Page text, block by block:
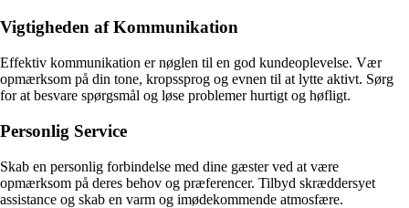
Vigtigheden af Kommunikation
Effektiv kommunikation er nøglen til en god kundeoplevelse. Vær
opmærksom på din tone, kropssprog og evnen til at lytte aktivt. Sørg
for at besvare spørgsmål og løse problemer hurtigt og høfligt.
Personlig Service
Skab en personlig forbindelse med dine gæster ved at være
opmærksom på deres behov og præferencer. Tilbyd skræddersyet
assistance og skab en varm og imødekommende atmosfære.